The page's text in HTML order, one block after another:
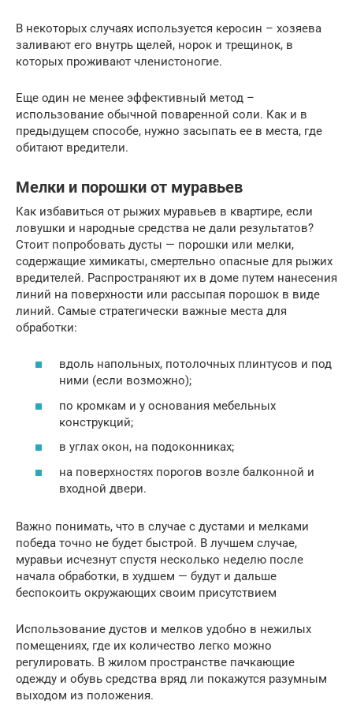
В некоторых случаях используется керосин – хозяева
заливают его внутрь щелей, норок и трещинок, в
которых проживают членистоногие.
Еще один не менее эффективный метод –
использование обычной поваренной соли. Как и в
предыдущем способе, нужно засыпать ее в места, где
обитают вредители.
Мелки и порошки от муравьев
Как избавиться от рыжих муравьев в квартире, если
ловушки и народные средства не дали результатов?
Стоит попробовать дусты — порошки или мелки,
содержащие химикаты, смертельно опасные для рыжих
вредителей. Распространяют их в доме путем нанесения
линий на поверхности или рассыпая порошок в виде
линий. Самые стратегически важные места для
обработки:
вдоль напольных, потолочных плинтусов и под
ними (если возможно);
по кромкам и у основания мебельных
конструкций;
в углах окон, на подоконниках;
на поверхностях порогов возле балконной и
входной двери.
Важно понимать, что в случае с дустами и мелками
победа точно не будет быстрой. В лучшем случае,
муравьи исчезнут спустя несколько неделю после
начала обработки, в худшем — будут и дальше
беспокоить окружающих своим присутствием
Использование дустов и мелков удобно в нежилых
помещениях, где их количество легко можно
регулировать. В жилом пространстве пачкающие
одежду и обувь средства вряд ли покажутся разумным
выходом из положения.